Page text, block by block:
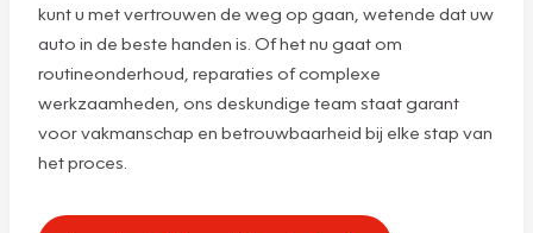
kunt u met vertrouwen de weg op gaan, wetende dat uw
auto in de beste handen is. Of het nu gaat om
routineonderhoud, reparaties of complexe
werkzaamheden, ons deskundige team staat garant
voor vakmanschap en betrouwbaarheid bij elke stap van
het proces.